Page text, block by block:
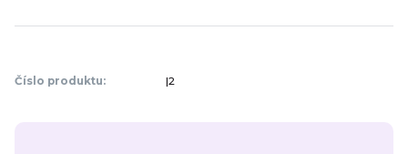
Číslo produktu: |2